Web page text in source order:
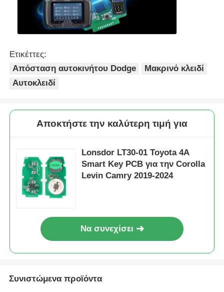
Ετικέττες:
Απόσταση αυτοκινήτου Dodge
Μακρινό κλειδί
Αυτοκλειδί
Αποκτήστε την καλύτερη τιμή για
Lonsdor LT30-01 Toyota 4A
Smart Key PCB για την Corolla
Levin Camry 2019-2024
Να συνεχίσει
Συνιστώμενα προϊόντα